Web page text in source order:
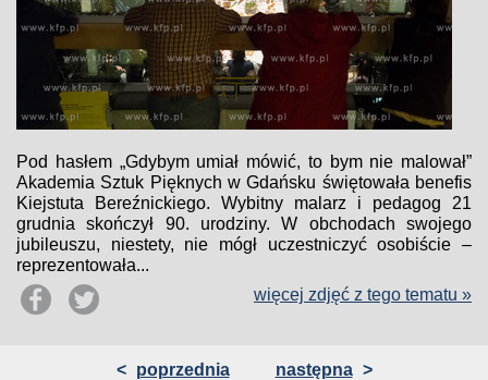
Pod hasłem „Gdybym umiał mówić, to bym nie malował”
Akademia Sztuk Pięknych w Gdańsku świętowała benefis
Kiejstuta Bereźnickiego. Wybitny malarz i pedagog 21
grudnia skończył 90. urodziny. W obchodach swojego
jubileuszu, niestety, nie mógł uczestniczyć osobiście –
reprezentowała...
więcej zdjęć z tego tematu »
< poprzednia następna >